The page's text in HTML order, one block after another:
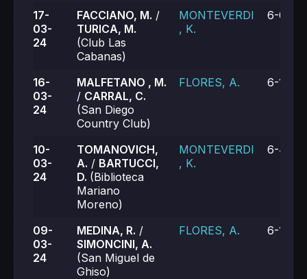
17-
03-
24
FACCIANO, M. /
TURICA, M.
(Club Las
Cabanas)
MONTEVERDI
, K.
6-0, 6-
16-
03-
24
MALFETANO , M.
/ CARRAL, C.
(San Diego
Country Club)
FLORES, A. 6-1, 6-1
10-
03-
24
TOMANOVICH,
A. / BARTUCCI,
D. (Biblioteca
Mariano
Moreno)
MONTEVERDI
, K.
6-4, 6-
09-
03-
24
MEDINA, R. /
SIMONCINI, A.
(San Miguel de
Ghiso)
FLORES, A. 6-1, 7-